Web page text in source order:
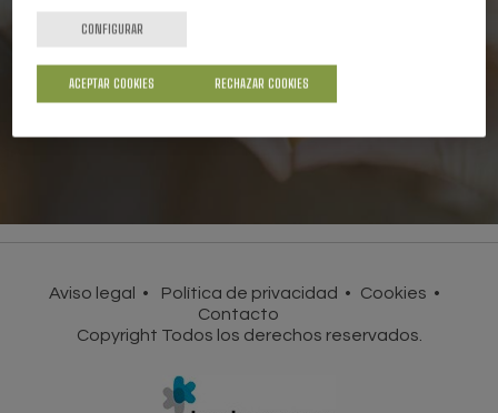
de los derechos de los consumidores
HAZTE SOCIO
Aviso legal Política de privacidad
Cookies
Contacto
Copyright Todos los derechos reservados.
CONFIGURAR
RECHAZAR COOKIES
ACEPTAR COOKIES